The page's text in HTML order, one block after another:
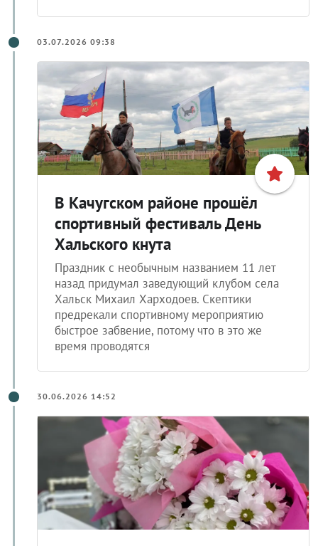
03.07.2026 09:38
В Качугском районе прошёл
спортивный фестиваль День
Хальского кнута
Праздник с необычным названием 11 лет
назад придумал заведующий клубом села
Хальск Михаил Харходоев. Скептики
предрекали спортивному мероприятию
быстрое забвение, потому что в это же
время проводятся
30.06.2026 14:52